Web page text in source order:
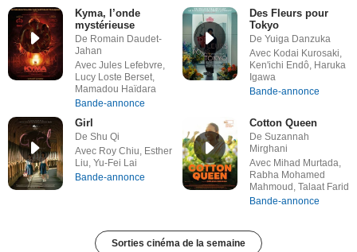
Kyma, l’onde
mystérieuse
De Romain Daudet-
Jahan
Avec Jules Lefebvre,
Lucy Loste Berset,
Mamadou Haïdara
Bande-annonce
Des Fleurs pour
Tokyo
De Yuiga Danzuka
Avec Kodai Kurosaki,
Ken'ichi Endô, Haruka
Igawa
Bande-annonce
Girl
De Shu Qi
Avec Roy Chiu, Esther
Liu, Yu-Fei Lai
Bande-annonce
Cotton Queen
De Suzannah
Mirghani
Avec Mihad Murtada,
Rabha Mohamed
Mahmoud, Talaat Farid
Bande-annonce
Sorties cinéma de la semaine